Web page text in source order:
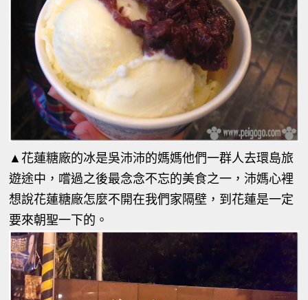
▲花蓮糖廠的冰是吳沛沛的媽媽他們一群人去環島旅
遊途中，嚐過之後最念念不忘的美食之一，沛媽心裡
想說花蓮糖廠怎麼不開在我們家隔壁，到花蓮是一定
要來朝聖一下的。